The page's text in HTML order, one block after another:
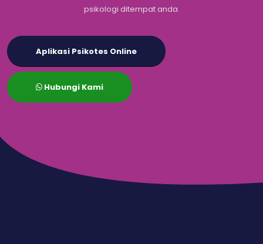
psikologi ditempat anda.
Aplikasi Psikotes Online
Hubungi Kami